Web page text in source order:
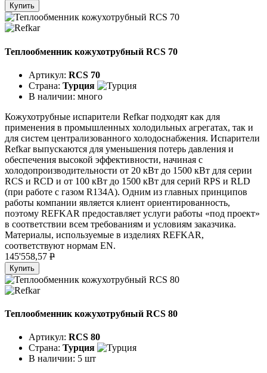
Купить
Теплообменник кожухотрубный RCS 70
Артикул: RCS 70
Страна: Турция
В наличии: много
Кожухотрубные испарители Refkar подходят как для
применения в промышленных холодильных агрегатах, так и
для систем централизованного холодоснабжения. Испарители
Refkar выпускаются для уменьшения потерь давления и
обеспечения высокой эффективности, начиная с
холодопроизводительности от 20 кВт до 1500 кВт для серии
RCS и RCD и от 100 кВт до 1500 кВт для серий RPS и RLD
(при работе с газом R134A). Одним из главных принципов
работы компании является клиент ориентированность,
поэтому REFKAR предоставляет услуги работы «под проект»
в соответствии всем требованиям и условиям заказчика.
Материалы, используемые в изделиях REFKAR,
соответствуют нормам EN.
145'558,57 P
Купить
Теплообменник кожухотрубный RCS 80
Артикул: RCS 80
Страна: Турция
В наличии: 5 шт